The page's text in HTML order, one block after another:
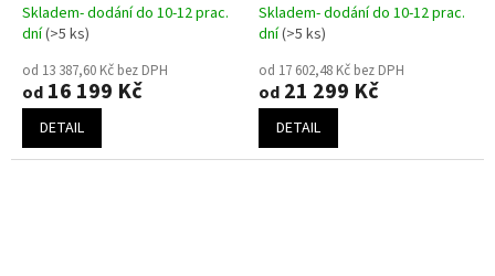
Skladem- dodání do 10-12 prac.
dní(>5 ks)
od 13 387,60 Kč bez DPH
od 16 199 Kč
DETAIL
Skladem- dodání do 10-12 prac.
dní(>5 ks)
od 17 602,48 Kč bez DPH
od 21 299 Kč
DETAIL